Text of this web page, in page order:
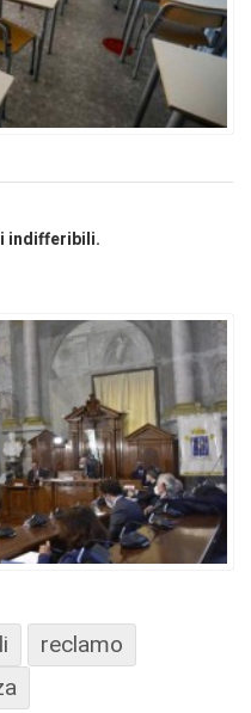
indifferibili.
reclamo